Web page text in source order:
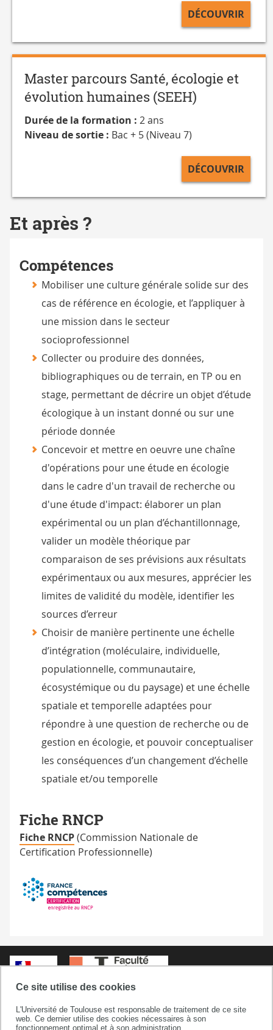
Ce site utilise des cookies
L'Université de Toulouse est responsable de traitement de ce site
web. Ce dernier utilise des cookies nécessaires à son
fonctionnement optimal et à son administration.
DÉCOUVRIR
Master parcours Santé, écologie et
évolution humaines (SEEH)
Durée de la formation :2 ans
Niveau de sortie : Bac + 5 (Niveau 7)
DÉCOUVRIR
Et après ?
Compétences
Mobiliser une culture générale solide sur des
cas de référence en écologie, et l’appliquer à
une mission dans le secteur
socioprofessionnel
Collecter ou produire des données,
bibliographiques ou de terrain, en TP ou en
stage, permettant de décrire un objet d’étude
écologique à un instant donné ou sur une
période donnée
Concevoir et mettre en oeuvre une chaîne
d'opérations pour une étude en écologie
dans le cadre d'un travail de recherche ou
d'une étude d'impact: élaborer un plan
expérimental ou un plan d’échantillonnage,
valider un modèle théorique par
comparaison de ses prévisions aux résultats
expérimentaux ou aux mesures, apprécier les
limites de validité du modèle, identifier les
sources d’erreur
Choisir de manière pertinente une échelle
d’intégration (moléculaire, individuelle,
populationnelle, communautaire,
écosystémique ou du paysage) et une échelle
spatiale et temporelle adaptées pour
répondre à une question de recherche ou de
gestion en écologie, et pouvoir conceptualiser
les conséquences d’un changement d’échelle
spatiale et/ou temporelle
Fiche RNCP
Fiche RNCP(Commission Nationale de
Certification Professionnelle)